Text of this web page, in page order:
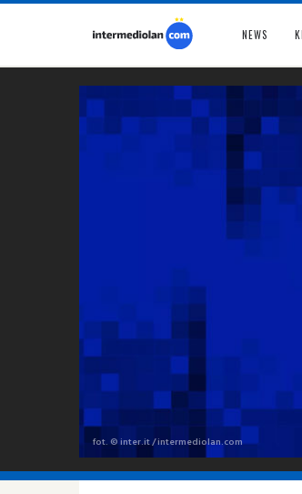
NEWS
fot. © inter.it / intermediolan.com